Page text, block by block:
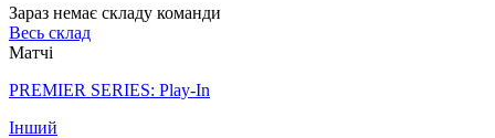
Зараз немає складу команди
Весь склад
Матчі
PREMIER SERIES: Play-In
Інший